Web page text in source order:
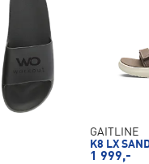
GAITLINE
K8 LX
1 999,-